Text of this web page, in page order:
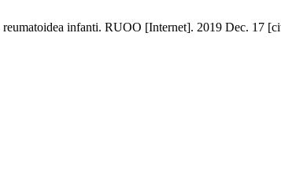
infanti. RUOO [Internet]. 2019 Dec. 17